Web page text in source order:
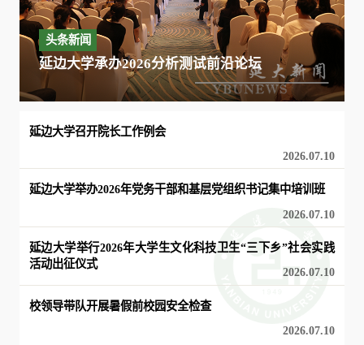
头条新闻
延边大学承办2026分析测试前沿论坛
延边大学召开院长工作例会
2026.07.10
延边大学举办2026年党务干部和基层党组织书记集中培训班
2026.07.10
延边大学举行2026年大学生文化科技卫生“三下乡”社会实践
活动出征仪式
2026.07.10
校领导带队开展暑假前校园安全检查
2026.07.10